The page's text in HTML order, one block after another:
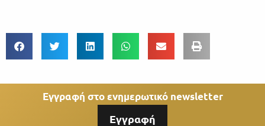
Εγγραφή στο ενημερωτικό newsletter
Εγγραφή